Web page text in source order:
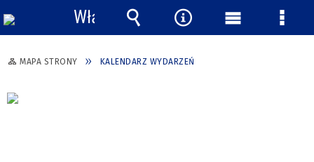
MAPA STRONY KALENDARZ WYDARZEŃ
Włącz
powiadomienia
Wyszukiwarka
Narzędzia
Menu Menu